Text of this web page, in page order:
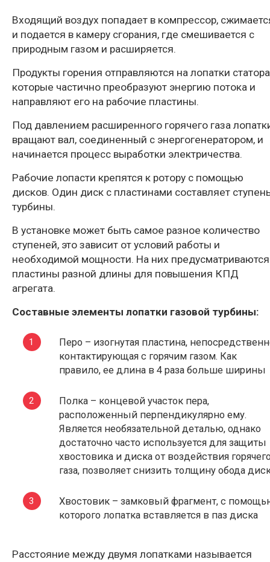
Входящий воздух попадает в компрессор,
и подается в камеру сгорания, где смешивается с
природным газом и расширяется.
Продукты горения отправляются на лопатки
которые частично преобразуют энергию потока и
направляют его на рабочие пластины.
Под давлением расширенного горячего газа
вращают вал, соединенный с энергогенератором, и
начинается процесс выработки электричества.
Рабочие лопасти крепятся к ротору с помощью
дисков. Один диск с пластинами составляет
турбины.
В установке может быть самое разное количество
ступеней, это зависит от условий работы и
необходимой мощности. На них предусматриваются
пластины разной длины для повышения КПД
агрегата.
Составные элементы лопатки газовой турбины:
Перо – изогнутая пластина,
контактирующая с горячим газом. Как
правило, ее длина в 4 раза больше ширины
Полка – концевой участок пера,
расположенный перпендикулярно ему.
Является необязательной деталью, однако
достаточно часто используется для защиты
хвостовика и диска от воздействия
газа, позволяет снизить толщину обода
Хвостовик – замковый фрагмент, с
которого лопатка вставляется в паз диска
Расстояние между двумя лопатками называется